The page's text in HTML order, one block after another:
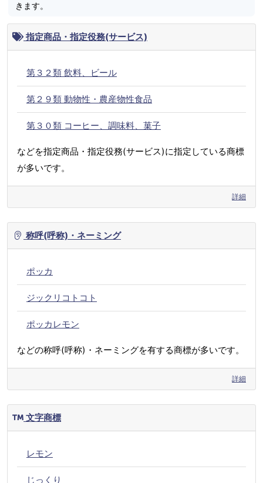
きます。
指定商品・指定役務(サービス)
第３２類 飲料、ビール
第２９類 動物性・農産物性食品
第３０類 コーヒー、調味料、菓子
などを指定商品・指定役務(サービス)に指定している商標
が多いです。
詳細
称呼(呼称)・ネーミング
ポッカ
ジックリコトコト
ポッカレモン
などの称呼(呼称)・ネーミングを有する商標が多いです。
詳細
文字商標
レモン
じっくり